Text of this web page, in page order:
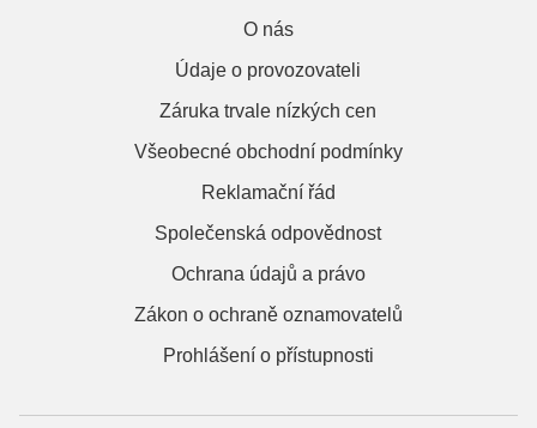
O nás
Údaje o provozovateli
Záruka trvale nízkých cen
Všeobecné obchodní podmínky
Reklamační řád
Společenská odpovědnost
Ochrana údajů a právo
Zákon o ochraně oznamovatelů
Prohlášení o přístupnosti